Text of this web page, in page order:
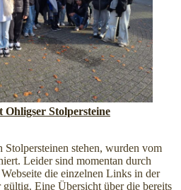
Ohligser Stolpersteine
stehen, wurden vom
Leider sind momentan durch
die einzelnen Links in der
Eine Übersicht über die bereits